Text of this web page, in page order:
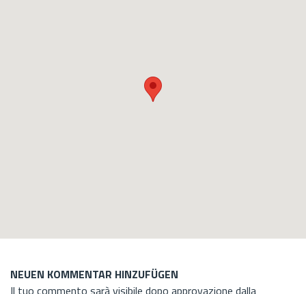
NEUEN KOMMENTAR HINZUFÜGEN
Il tuo commento sarà visibile dopo approvazione dalla